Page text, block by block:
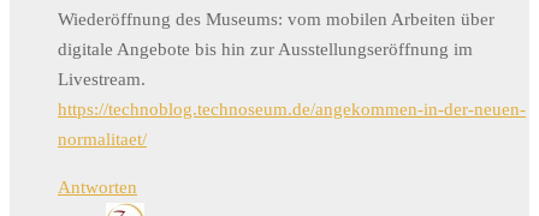
Wiederöffnung des Museums: vom mobilen Arbeiten über
digitale Angebote bis hin zur Ausstellungseröffnung im
Livestream.
https://technoblog.technoseum.de/angekommen-in-der-neuen-
normalitaet/
Antworten